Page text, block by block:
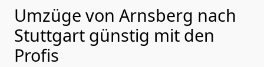
Umzüge von Arnsberg nach
Stuttgart günstig mit den
Profis